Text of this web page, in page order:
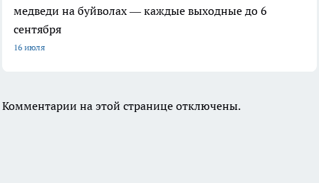
медведи на буйволах — каждые выходные до 6
сентября
16 июля
Комментарии на этой странице отключены.